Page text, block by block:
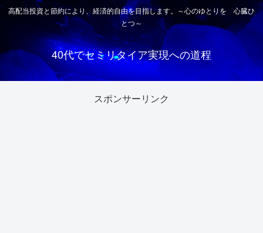
高配当投資と節約により、経済的自由を目指します。～心のゆとりを 心臓ひ
とつ～
40代でセミリタイア実現への道程
スポンサーリンク